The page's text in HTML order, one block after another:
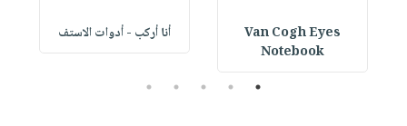
Van Cogh Eyes
Notebook
أنا أركب - أدوات الاستف
1
2
3
4
5